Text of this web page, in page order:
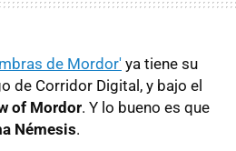
de Mordor' ya tiene su
de Corridor Digital, y bajo el
of Mordor. Y lo bueno es que
Némesis.